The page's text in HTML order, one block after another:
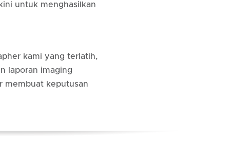
untuk menghasilkan
kami yang terlatih,
laporan imaging
membuat keputusan